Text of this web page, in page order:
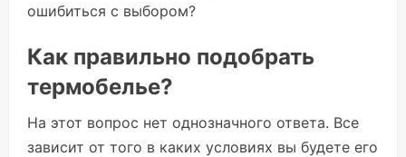
ошибиться с выбором?
Как правильно подобрать
термобелье?
На этот вопрос нет однозначного ответа. Все
зависит от того в каких условиях вы будете его